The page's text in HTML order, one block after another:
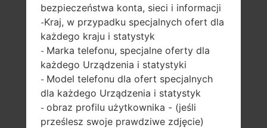
95.4 gramów (3.36
uncji)
wymienny Li-Ion
1100 mAh
bezpieczeństwa konta, sieci i informacji
-Kraj, w przypadku specjalnych ofert dla
każdego kraju i statystyk
- Marka telefonu, specjalne oferty dla
każdego Urządzenia i statystyki
- Model telefonu dla ofert specjalnych
dla każdego Urządzenia i statystyk
- obraz profilu użytkownika - (jeśli
prześlesz swoje prawdziwe zdjęcie)